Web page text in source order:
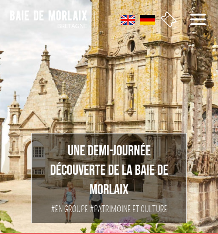
UNE DEMI-JOURNÉE
DÉCOUVERTE DE LA BAIE DE
MORLAIX
#EN GROUPE #PATRIMOINE ET CULTURE